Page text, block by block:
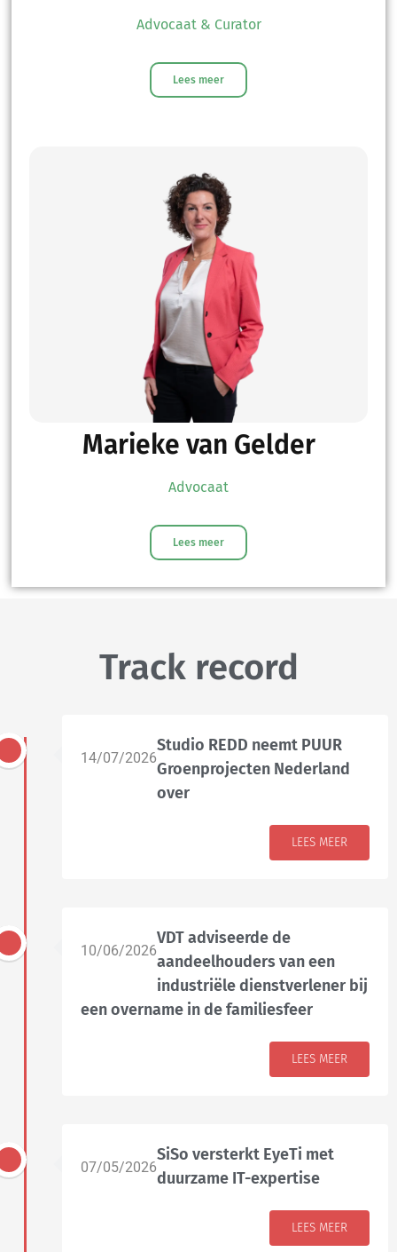
Advocaat & Curator
Lees meer
Marieke van Gelder
Advocaat
Lees meer
Track record
14/07/2026
Studio REDD neemt PUUR
Groenprojecten Nederland
over
LEES MEER
10/06/2026
VDT adviseerde de
aandeelhouders van een
industriële dienstverlener bij
een overname in de familiesfeer
LEES MEER
07/05/2026
SiSo versterkt EyeTi met
duurzame IT-expertise
LEES MEER